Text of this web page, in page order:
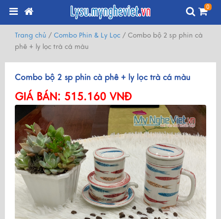
0
Trang chủ / Combo Phin & Ly Lọc / Combo bộ 2 sp phin cà
phê + ly lọc trà cá màu
Combo bộ 2 sp phin cà phê + ly lọc trà cá màu
GIÁ BÁN: 515.160 VNĐ